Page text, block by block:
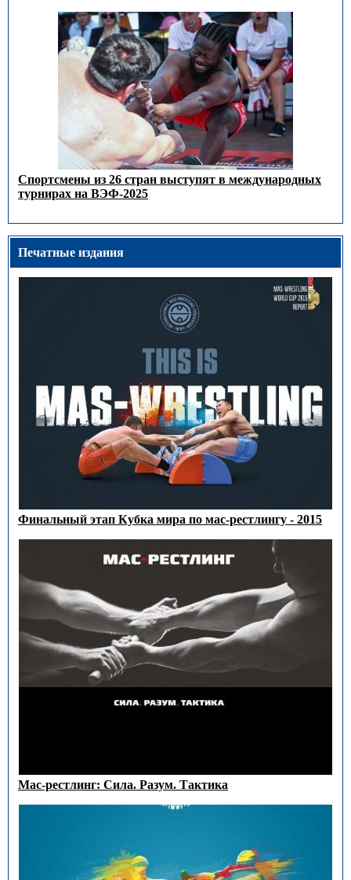
Спортсмены из 26 стран выступят в международных
турнирах на ВЭФ-2025
Печатные издания
Финальный этап Кубка мира по мас-рестлингу - 2015
Мас-рестлинг: Сила. Разум. Тактика